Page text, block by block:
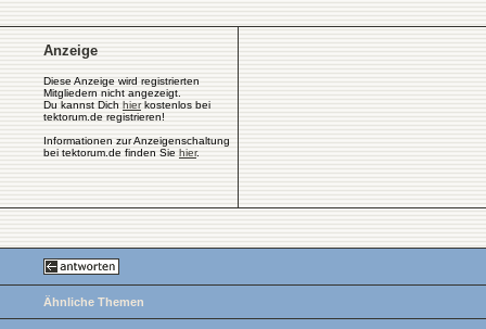
Anzeige
Diese Anzeige wird registrierten
Mitgliedern nicht angezeigt.
Du kannst Dich hierkostenlos bei
tektorum.de registrieren!
Informationen zur Anzeigenschaltung
bei tektorum.de finden Sie hier.
Ähnliche Themen